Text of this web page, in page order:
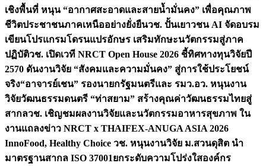
เชิงพื้นที่ หนุน “อากาศสะอาดและสายน้ำมั่นคง” เพื่อคุณภาพ
ชีวิตประชาชนภาคเหนืออย่างยั่งยืนวช. ปั้นเยาวชน AI จัดอบรม
เขียนโปรแกรมโดรนแปรอักษร เสริมทักษะนวัตกรรมสู่ภาค
ปฏิบัติวช. เปิดเวที NRCT Open House 2026 ชี้ทิศทางทุนวิจัยปี
2570 ดันงานวิจัย “สังคมและความมั่นคง” สู่การใช้ประโยชน์
จริง“อาจารย์เชน” รองนายกรัฐมนตรีและ รมว.อว. หนุนงาน
วิจัยวัฒนธรรมดนตรี “ท่าสยาม” สร้างคุณค่าวัฒนธรรมไทยสู่
สากลวช. เชิญชมผลงานวิจัยและนวัตกรรมอาหารสุขภาพ ใน
งานแถลงข่าว NRCT x THAIFEX-ANUGA ASIA 2026
InnoFood, Healthy Choice วช. หนุนงานวิจัย ม.สวนดุสิต นำ
มาตรฐานสากล ISO 37001ยกระดับความโปร่งใสองค์กร